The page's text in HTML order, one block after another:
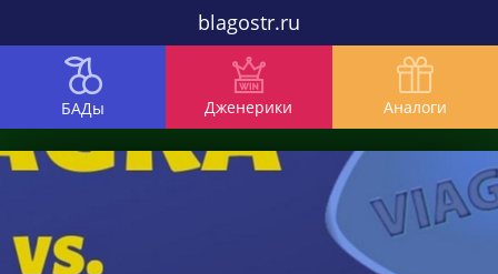
blagostr.ru
БАДы Дженерики Аналоги